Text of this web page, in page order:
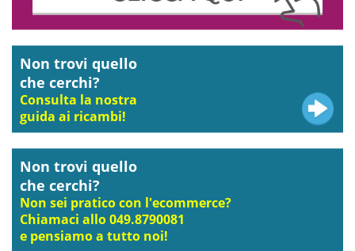
Non trovi quello
che cerchi?
Consulta la nostra
guida ai ricambi!
Non trovi quello
che cerchi?
Non sei pratico con l'ecommerce?
Chiamaci allo 049.8790081
e pensiamo a tutto noi!